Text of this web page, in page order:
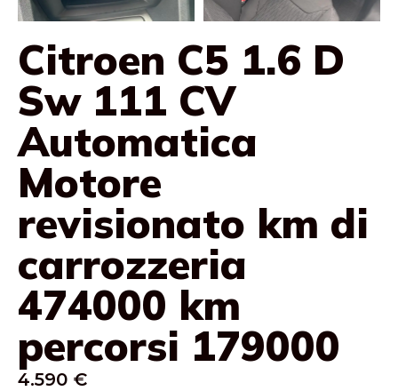
Citroen C5 1.6 D
Sw 111 CV
Automatica
Motore
revisionato km di
carrozzeria
474000 km
percorsi 179000
4.590 €